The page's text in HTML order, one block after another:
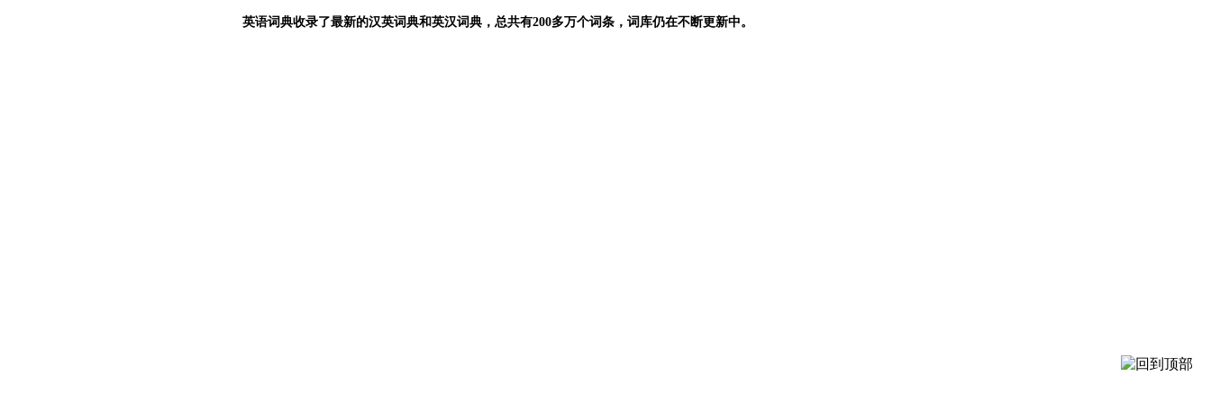
英语词典收录了最新的汉英词典和英汉词典，总共有200多万个词条，词库仍在不断更新中。